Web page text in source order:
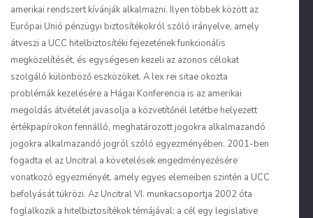
amerikai rendszert kívánják alkalmazni. Ilyen többek között az
Európai Unió pénzügyi biztosítékokról szóló irányelve, amely
átveszi a UCC hitelbiztosítéki fejezetének funkcionális
megközelítését, és egységesen kezeli az azonos célokat
szolgáló különböző eszközöket. A lex rei sitae okozta
problémák kezelésére a Hágai Konferencia is az amerikai
megoldás átvételét javasolja a közvetítőnél letétbe helyezett
értékpapírokon fennálló, meghatározott jogokra alkalmazandó
jogokra alkalmazandó jogról szóló egyezményében. 2001-ben
fogadta el az Uncitral a követelések engedményezésére
vonatkozó egyezményét, amely egyes elemeiben szintén a UCC
befolyását tükrözi. Az Uncitral VI. munkacsoportja 2002 óta
foglalkozik a hitelbiztosítékok témájával: a cél egy legislative